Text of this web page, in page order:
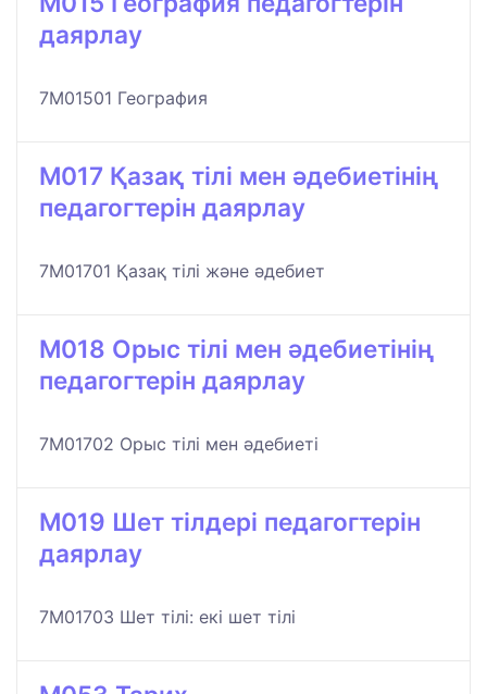
даярлау
7M01501 География
M017 Қазақ тілі мен әдебиетінің
педагогтерін даярлау
7M01701 Қазақ тілі және әдебиет
M018 Орыс тілі мен әдебиетінің
педагогтерін даярлау
7M01702 Орыс тілі мен әдебиеті
M019 Шет тілдері педагогтерін
даярлау
7M01703 Шет тілі: екі шет тілі